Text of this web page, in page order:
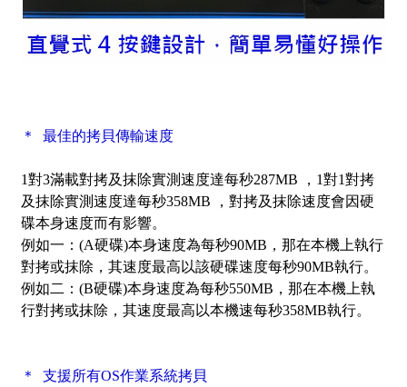
＊ 最佳的拷貝傳輸速度
1對3滿載對拷及抹除實測速度達每秒287MB ，1對1對拷
及抹除實測速度達每秒358MB ，對拷及抹除速度會因硬
碟本身速度而有影響。
例如一：(A硬碟)本身速度為每秒90MB，那在本機上執行
對拷或抹除，其速度最高以該硬碟速度每秒90MB執行。
例如二：(B硬碟)本身速度為每秒550MB，那在本機上執
行對拷或抹除，其速度最高以本機速每秒358MB執行。
＊ 支援所有OS作業系統拷貝